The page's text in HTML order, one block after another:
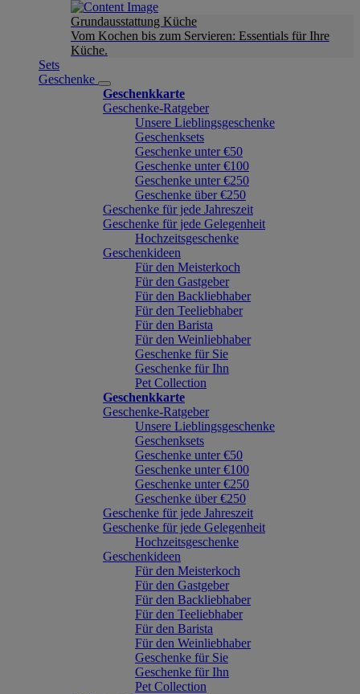
Grundausstattung Küche
Vom Kochen bis zum Servieren: Essentials für Ihre
Küche.
Sets
Geschenke
Geschenkkarte
Geschenke-Ratgeber
Unsere Lieblingsgeschenke
Geschenksets
Geschenke unter €50
Geschenke unter €100
Geschenke unter €250
Geschenke über €250
Geschenke für jede Jahreszeit
Geschenke für jede Gelegenheit
Hochzeitsgeschenke
Geschenkideen
Für den Meisterkoch
Für den Gastgeber
Für den Backliebhaber
Für den Teeliebhaber
Für den Barista
Für den Weinliebhaber
Geschenke für Sie
Geschenke für Ihn
Pet Collection
Geschenkkarte
Geschenke-Ratgeber
Unsere Lieblingsgeschenke
Geschenksets
Geschenke unter €50
Geschenke unter €100
Geschenke unter €250
Geschenke über €250
Geschenke für jede Jahreszeit
Geschenke für jede Gelegenheit
Hochzeitsgeschenke
Geschenkideen
Für den Meisterkoch
Für den Gastgeber
Für den Backliebhaber
Für den Teeliebhaber
Für den Barista
Für den Weinliebhaber
Geschenke für Sie
Geschenke für Ihn
Pet Collection